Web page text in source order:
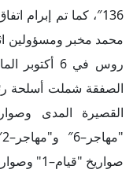
136″، كما تم إبرام
محمد مخبر ومسؤولين
روس في 6
القصيرة المدى
صواريخ "قيام–1" وصواريخ "سومار".